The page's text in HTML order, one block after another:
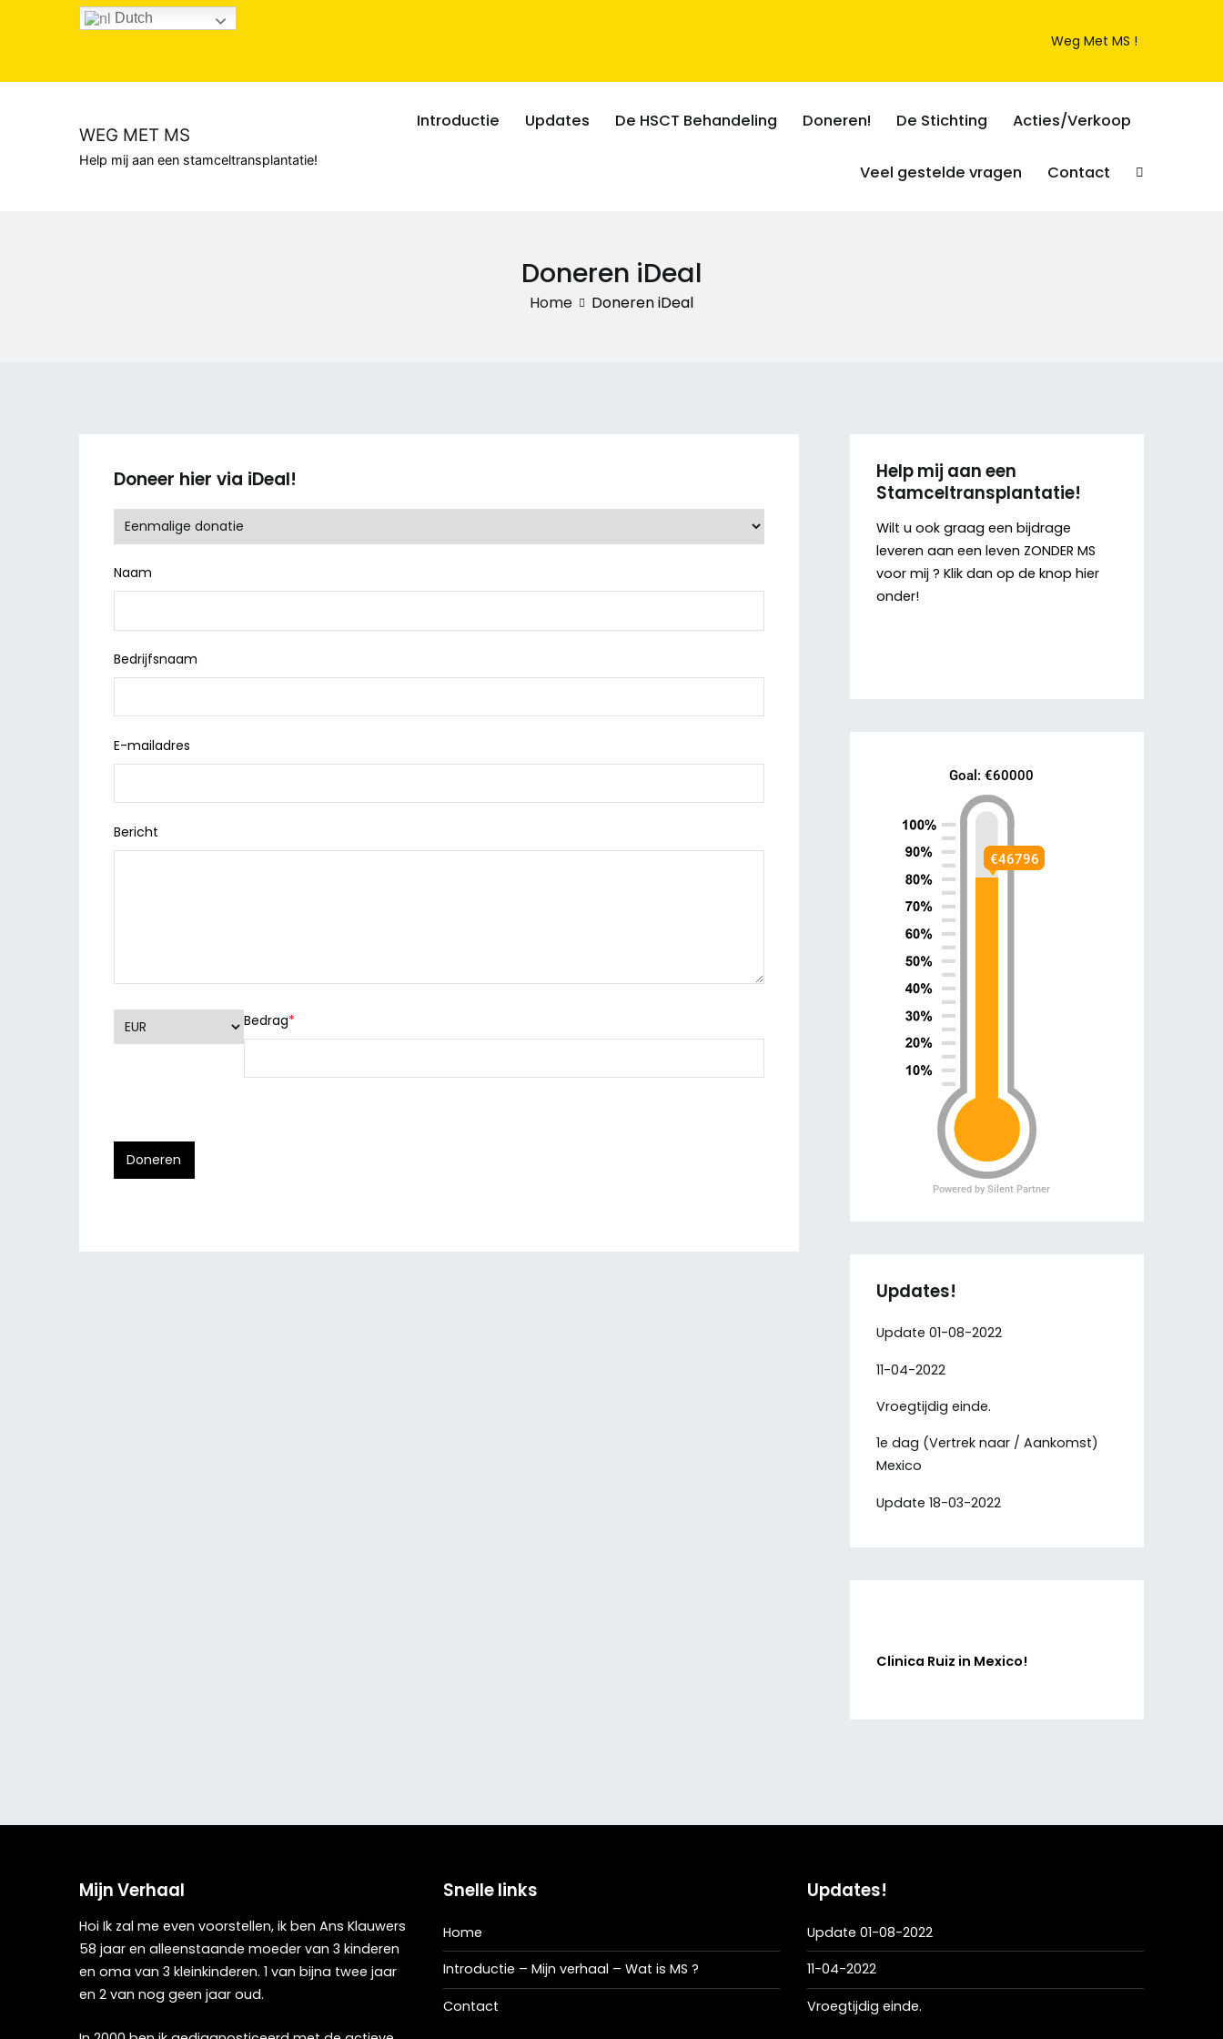
Dutch
Weg Met MS !
WEG MET MS
Help mij aan een stamceltransplantatie!
Introductie Updates De HSCT Behandeling Doneren! De Stichting Acties/Verkoop
Veel gestelde vragen Contact
Doneren iDeal
Home Doneren iDeal
Doneer hier via iDeal!
Naam
Bedrijfsnaam
E-mailadres
Bericht
Bedrag*
Help mij aan een
Stamceltransplantatie!
Wilt u ook graag een bijdrage
leveren aan een leven ZONDER MS
voor mij ? Klik dan op de knop hier
onder!
Updates!
Update 01-08-2022
11-04-2022
Vroegtijdig einde.
1e dag (Vertrek naar / Aankomst)
Mexico
Update 18-03-2022
Clinica Ruiz in Mexico!
Mijn Verhaal
Hoi Ik zal me even voorstellen, ik ben Ans Klauwers
58 jaar en alleenstaande moeder van 3 kinderen
en oma van 3 kleinkinderen. 1 van bijna twee jaar
en 2 van nog geen jaar oud.
Snelle links
Home
Introductie – Mijn verhaal – Wat is MS ?
Contact
Updates!
Update 01-08-2022
11-04-2022
Vroegtijdig einde.